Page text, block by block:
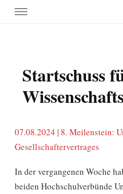
Startschuss
07.08.2024 | 8. Meilenstein:
Gesellschaftervertrages
In der vergangenen Woche
beiden Hochschulverbünde